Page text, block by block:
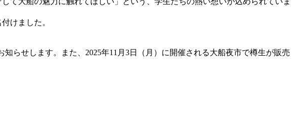
けました。
らせします。また、2025年11月3日（月）に開催される大船夜市で樽生が販売